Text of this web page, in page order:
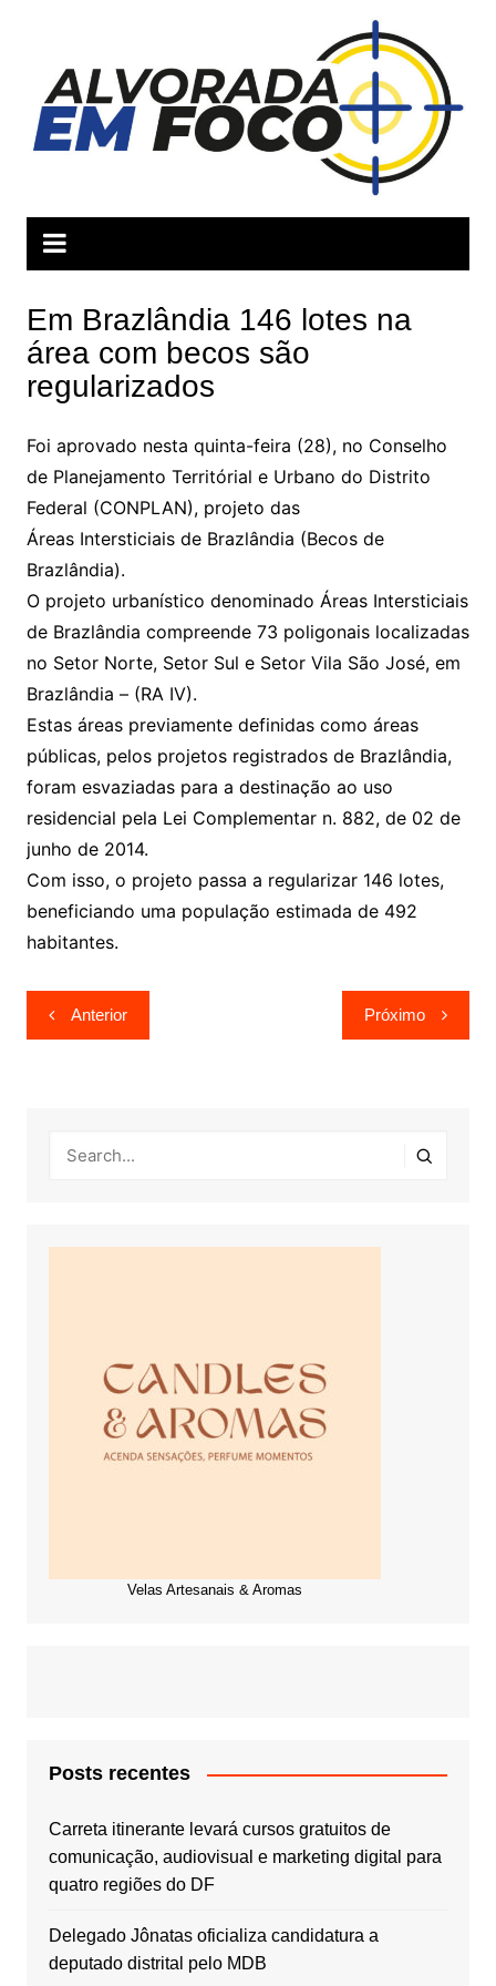
conteúdo
Em Brazlândia 146 lotes na
área com becos são
regularizados
Foi aprovado nesta quinta-feira (28), no Conselho
de Planejamento Territórial e Urbano do Distrito
Federal (CONPLAN), projeto das
Áreas Intersticiais de Brazlândia (Becos de
Brazlândia).
O projeto urbanístico denominado Áreas Intersticiais
de Brazlândia compreende 73 poligonais localizadas
no Setor Norte, Setor Sul e Setor Vila São José, em
Brazlândia – (RA IV).
Estas áreas previamente definidas como áreas
públicas, pelos projetos registrados de Brazlândia,
foram esvaziadas para a destinação ao uso
residencial pela Lei Complementar n. 882, de 02 de
junho de 2014.
Com isso, o projeto passa a regularizar 146 lotes,
beneficiando uma população estimada de 492
habitantes.
Navegação
de
Anterior Próximo
Velas Artesanais & Aromas
Posts recentes
Carreta itinerante levará cursos gratuitos de
comunicação, audiovisual e marketing digital para
quatro regiões do DF
Delegado Jônatas oficializa candidatura a
deputado distrital pelo MDB